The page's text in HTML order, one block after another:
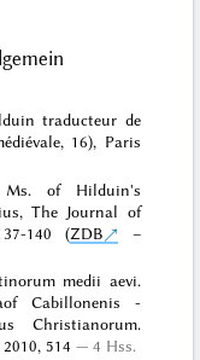
traducteur de
16), Paris
of Hilduin's
The Journal of
140 (ZDB
–
medii aevi.
Cabillonenis -
Christianorum.
514
4 Hss.